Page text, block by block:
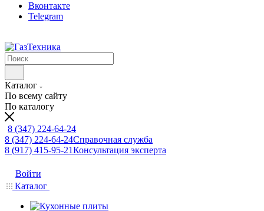
Вконтакте
Telegram
Каталог
По всему сайту
По каталогу
8 (347) 224-64-24
8 (347) 224-64-24Справочная служба
8 (917) 415-95-21Консультация эксперта
Войти
Каталог